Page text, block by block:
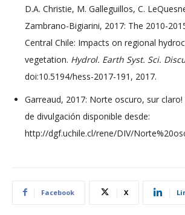
D.A. Christie, M. Galleguillos, C.
Zambrano-Bigiarini, 2017: The 2010-
Central Chile: Impacts on regional
vegetation. Hydrol. Earth Syst. Sci.
doi:10.5194/hess-2017-191, 2017.
Garreaud, 2017: Norte oscuro, sur
de divulgación disponible desde:
http://dgf.uchile.cl/rene/DIV/
Facebook X